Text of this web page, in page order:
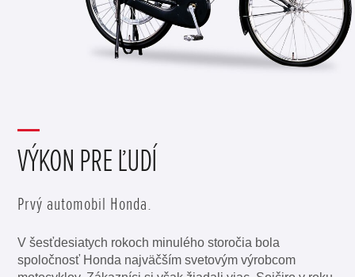
VÝKON PRE ĽUDÍ
Prvý automobil Honda.
V šesťdesiatych rokoch minulého storočia bola
spoločnosť Honda najväčším svetovým výrobcom